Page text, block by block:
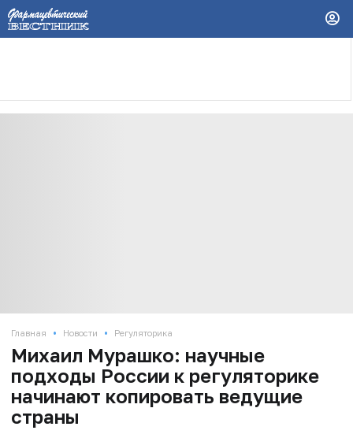
Главная • Новости • Регуляторика
Михаил Мурашко: научные
подходы России к регуляторике
начинают копировать ведущие
страны